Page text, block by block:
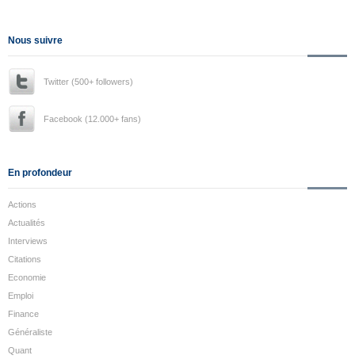
Nous suivre
Twitter (500+ followers)
Facebook (12.000+ fans)
En profondeur
Actions
Actualités
Interviews
Citations
Economie
Emploi
Finance
Généraliste
Quant